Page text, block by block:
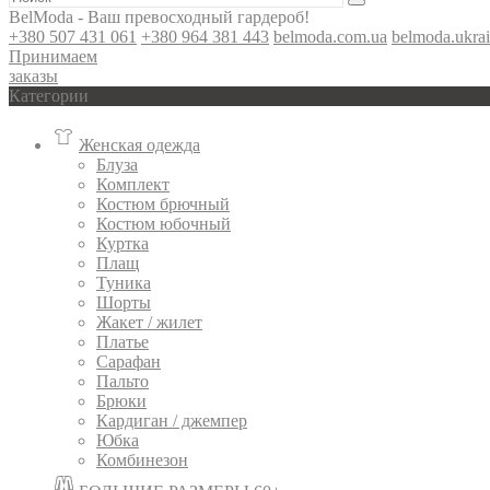
BelModa - Ваш превосходный гардероб!
+380 507 431 061 +380 964 381 443 belmoda.com.ua
Принимаем
заказы
Категории
Женская одежда
Блуза
Комплект
Костюм брючный
Костюм юбочный
Куртка
Плащ
Туника
Шорты
Жакет / жилет
Платье
Сарафан
Пальто
Брюки
Кардиган / джемпер
Юбка
Комбинезон